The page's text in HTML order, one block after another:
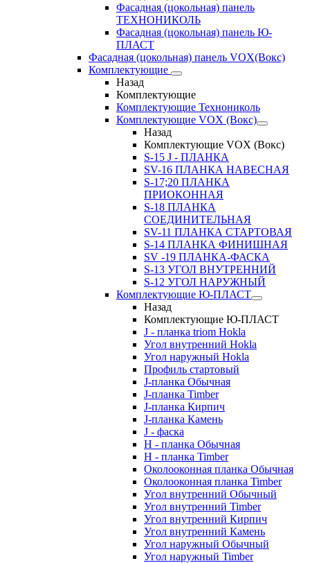
Фасадная (цокольная) панель
ТЕХНОНИКОЛЬ
Фасадная (цокольная) панель Ю-
ПЛАСТ
Фасадная (цокольная) панель VOX(Вокс)
Комплектующие
Назад
Комплектующие
Комплектующие Технониколь
Комплектующие VOX (Вокс)
Назад
Комплектующие VOX (Вокс)
S-15 J - ПЛАНКА
SV-16 ПЛАНКА НАВЕСНАЯ
S-17;20 ПЛАНКА
ПРИОКОННАЯ
S-18 ПЛАНКА
СОЕДИНИТЕЛЬНАЯ
SV-11 ПЛАНКА СТАРТОВАЯ
S-14 ПЛАНКА ФИНИШНАЯ
SV -19 ПЛАНКА-ФАСКА
S-13 УГОЛ ВНУТРЕННИЙ
S-12 УГОЛ НАРУЖНЫЙ
Комплектующие Ю-ПЛАСТ
Назад
Комплектующие Ю-ПЛАСТ
J - планка triom Hokla
Угол внутренний Hokla
Угол наружный Hokla
Профиль стартовый
J-планка Обычная
J-планка Timber
J-планка Кирпич
J-планка Камень
J - фаска
Н - планка Обычная
Н - планка Timber
Околооконная планка Обычная
Околооконная планка Timber
Угол внутренний Обычный
Угол внутренний Timber
Угол внутренний Кирпич
Угол внутренний Камень
Угол наружный Обычный
Угол наружный Timber